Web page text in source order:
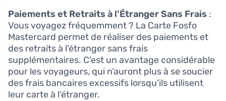
Paiements et Retraits à l’Étranger Sans Frais :
Vous voyagez fréquemment ? La Carte Fosfo
Mastercard permet de réaliser des paiements et
des retraits à l’étranger sans frais
supplémentaires. C’est un avantage considérable
pour les voyageurs, qui n’auront plus à se soucier
des frais bancaires excessifs lorsqu’ils utilisent
leur carte à l’étranger.